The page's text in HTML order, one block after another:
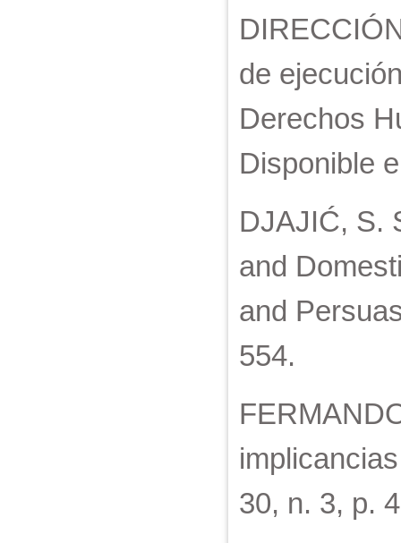
de
Derechos
Disponible
DJAJIĆ, S.
and
and
554.
30, n. 3, p.